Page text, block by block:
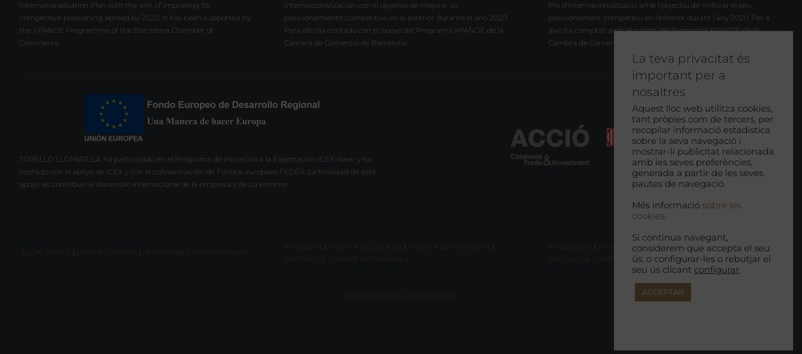
Internationalisation Plan with the aim of improving its
competitive positioning abroad by 2020. It has been supported by
the XPANDE Programme of the Barcelona Chamber of
Commerce.
Internacionalización con el objetivo de mejorar su
posicionamiento competitivo en el exterior durante el año 2020.
Para ello ha contado con el apoyo del Programa XPANDE de la
Cámara de Comercio de Barcelona.
Pla d’Internacionalització amb l’objectiu de millorar el seu
posicionament competitiu en l’exterior durant l’any 2020. Per a
això ha comptat amb el suport del Programa XPANDE de la
Cambra de Comerç de Barcelona.
TORELLO LLOPART,S.A. ha participado en el Programa de Iniciación a la Exportación ICEX-Next, y ha
contado con el apoyo de ICEX y con la cofinanciación de Fondos europeos FEDER. La finalidad de este
apoyo es contribuir al desarrollo internacional de la empresa y de su entorno.
LEGAL NOTICE | | RESPONSIBLE TOURISM POLICY
AVIS LEGAL | POLÍTICA DE COOKIES | POLÍTICA DE PRIVACITAT
|
POLÍTICA DE TURISME RESPONSABLE
AVISO LEGAL | POLÍTICA DE COOKIES |POLÍTICA DE PRIVACIDAD|
POLÍTICA DE TURISMO RESPONSABLE
DECLARACIÓN DE ACCESIBILIDAD
La teva privacitat és
important per a
nosaltres
Aquest lloc web utilitza cookies,
tant pròpies com de tercers, per
recopilar informació estadística
sobre la seva navegació i
mostrar-li publicitat relacionada
amb les seves preferències,
generada a partir de les seves
pautes de navegació.
Més informació sobre les
cookies.
Si continua navegant,
considerem que accepta el seu
ús. o configurar-les o rebutjar el
seu ús clicant configurar.
ACCEPTAR